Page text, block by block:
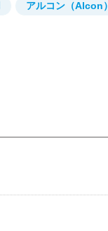
アルコン（Alcon）